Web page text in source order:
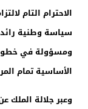
الاحترام التام
سياسة وطنية
ومسؤولة في
الأساسية تمام
وعبر جلالة الملك